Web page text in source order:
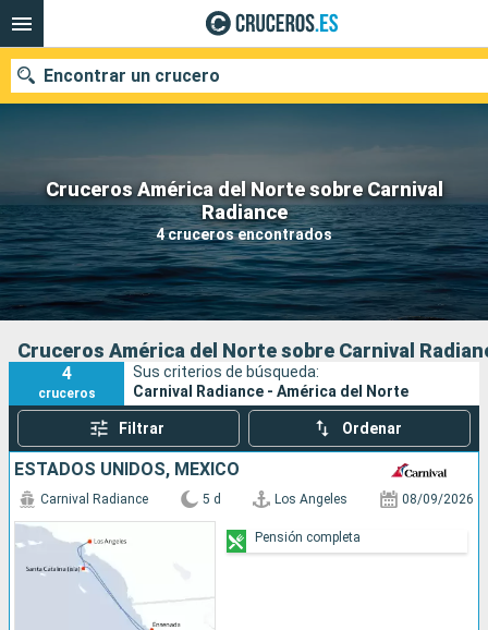
Cruceros América del Norte sobre Carnival
Radiance
4 cruceros encontrados
Encontrar un crucero
Nuestros destinos
Fecha de salida
Puertos Compañías
Buscar
Cruceros América del Norte sobre Carnival
4
cruceros
Sus criterios de búsqueda:
Carnival Radiance - América del Norte
Filtrar Ordenar
ESTADOS UNIDOS, MÉXICO
Carnival Radiance 5 d Los Angeles 08/09/2026
Pensión completa